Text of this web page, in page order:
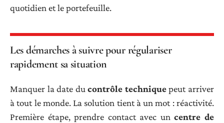
quotidien et le portefeuille.
Les démarches à suivre pour régulariser
rapidement sa situation
Manquer la date ducontrôle techniquepeut arriver
à tout le monde. La solution tient à un mot : réactivité.
Première étape, prendre contact avec uncentre de